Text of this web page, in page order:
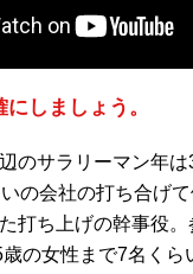
しましょう。
のサラリーマン年は
の会社の打ち合げ
打ち上げの幹事役。
の女性まで7名くら